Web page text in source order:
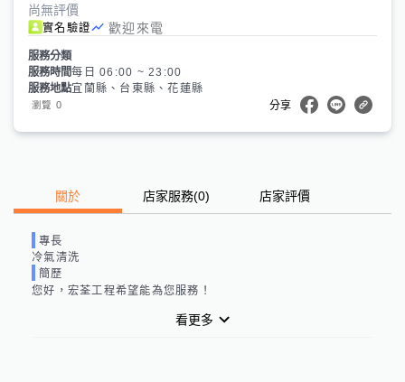
尚無評價
實名驗證 歡迎來電
服務分類
服務時間每日 06:00 ~ 23:00
服務地點宜蘭縣、台東縣、花蓮縣
瀏覽 0 分享
關於 店家服務(0) 店家評價
專長
冷氣清洗
簡歷
您好，宏荃工程希望能為您服務！
看更多